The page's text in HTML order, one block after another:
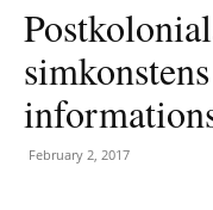
February 2, 2017